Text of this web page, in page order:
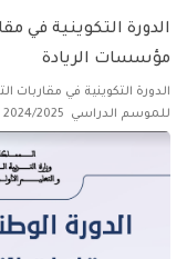
مؤسسات الريادة
الدورة التكوينية في
للموسم الدراسي 2024/2025 معاينة الدورة التكوينية كاملة